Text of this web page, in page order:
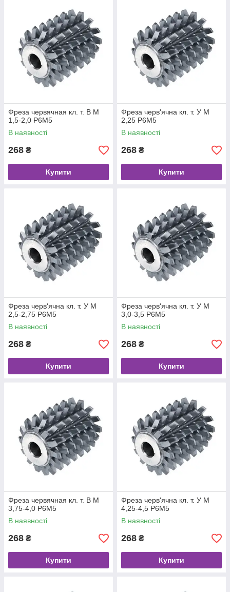
Фреза червячная кл. т. В М
1,5-2,0 Р6М5
В наявності
268 ₴
Купити
Фреза черв'ячна кл. т. У М
2,25 Р6М5
В наявності
268 ₴
Купити
Фреза черв'ячна кл. т. У М
2,5-2,75 Р6М5
В наявності
268 ₴
Купити
Фреза черв'ячна кл. т. У М
3,0-3,5 Р6М5
В наявності
268 ₴
Купити
Фреза червячная кл. т. В М
3,75-4,0 Р6М5
В наявності
268 ₴
Купити
Фреза черв'ячна кл. т. У М
4,25-4,5 Р6М5
В наявності
268 ₴
Купити